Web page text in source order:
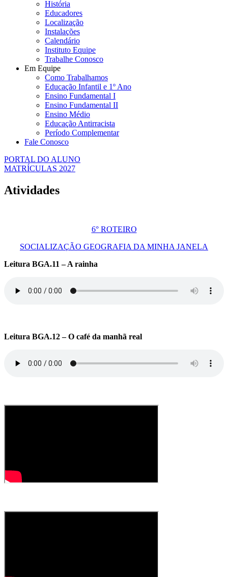
História
Educadores
Localização
Instalações
Calendário
Instituto Equipe
Trabalhe Conosco
Em Equipe
Como Trabalhamos
Educação Infantil e 1º Ano
Ensino Fundamental I
Ensino Fundamental II
Ensino Médio
Educação Antirracista
Período Complementar
Fale Conosco
PORTAL DO ALUNO
MATRÍCULAS 2027
Atividades
6° ROTEIRO
SOCIALIZAÇÃO GEOGRAFIA DA MINHA JANELA
Leitura BGA.11 – A rainha
Leitura BGA.12 – O café da manhã real